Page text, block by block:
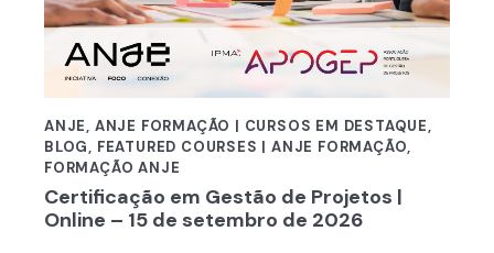
ANJE, ANJE FORMAÇÃO | CURSOS EM DESTAQUE,
BLOG, FEATURED COURSES | ANJE FORMAÇÃO,
FORMAÇÃO ANJE
Certificação em Gestão de Projetos |
Online – 15 de setembro de 2026